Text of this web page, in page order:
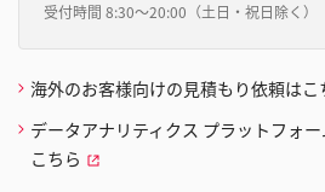
受付時間 8:30～20:00（土日・祝日除く）
海外のお客様向けの見積もり依頼はこ
データアナリティクス プラットフォ
こちら